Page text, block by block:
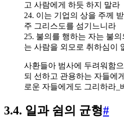
고 사람에게 하듯 하지 말라
24. 이는 기업의 상을 주께
주 그리스도를 섬기느니라
25. 불의를 행하는 자는 불
는 사람을 외모로 취하심이
사환들아 범사에 두려워함
되 선하고 관용하는 자들에
로운 자들에게도 그리하라_
3.4. 일과 쉼의 균형#